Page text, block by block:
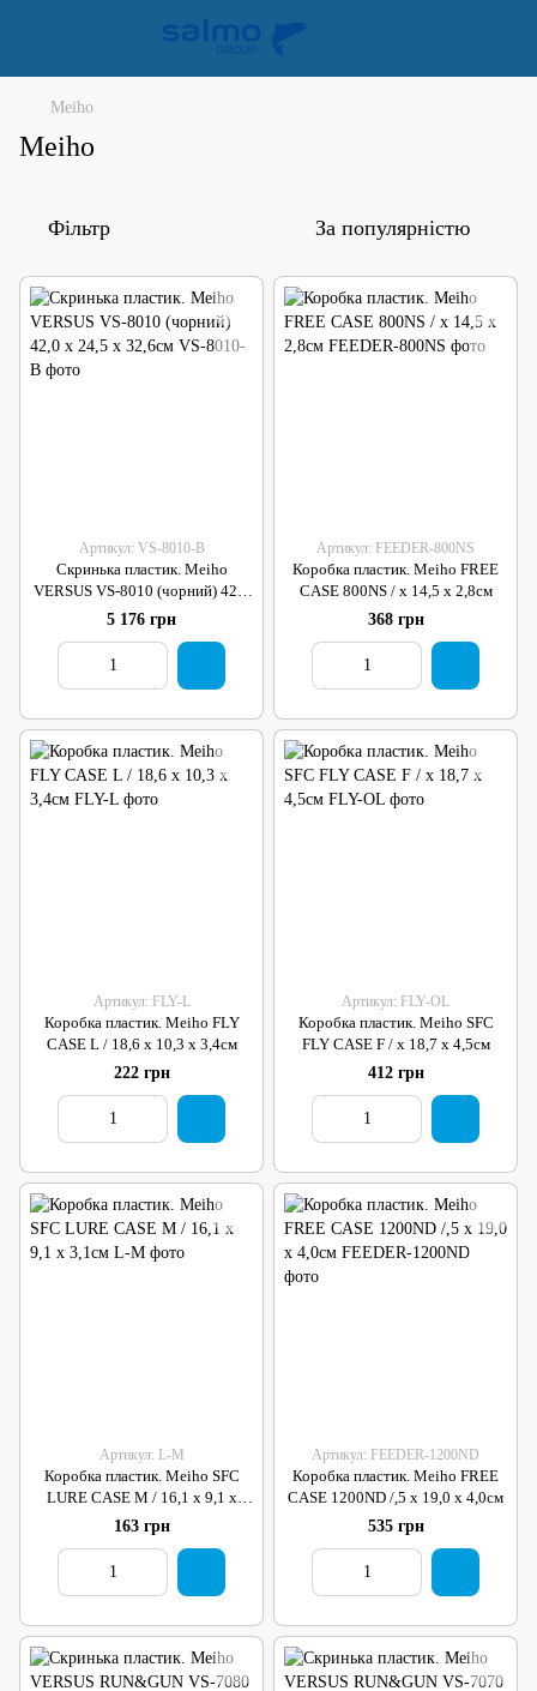
Meiho
Meiho
Фільтр За популярністю
Артикул: VS-8010-B
Скринька пластик. Meiho
VERSUS VS-8010 (чорний) 42,0
х 24,5 х 32,6см
5 176 грн
Артикул: FEEDER-800NS
Коробка пластик. Meiho FREE
CASE 800NS / x 14,5 x 2,8см
368 грн
Артикул: FLY-L
Коробка пластик. Meiho FLY
CASE L / 18,6 х 10,3 х 3,4см
222 грн
Артикул: FLY-OL
Коробка пластик. Meiho SFC
FLY CASE F / х 18,7 х 4,5см
412 грн
Артикул: L-M
Коробка пластик. Meiho SFC
LURE CASE M / 16,1 x 9,1 x
3,1см
163 грн
Артикул: FEEDER-1200ND
Коробка пластик. Meiho FREE
CASE 1200ND /,5 x 19,0 x 4,0см
535 грн